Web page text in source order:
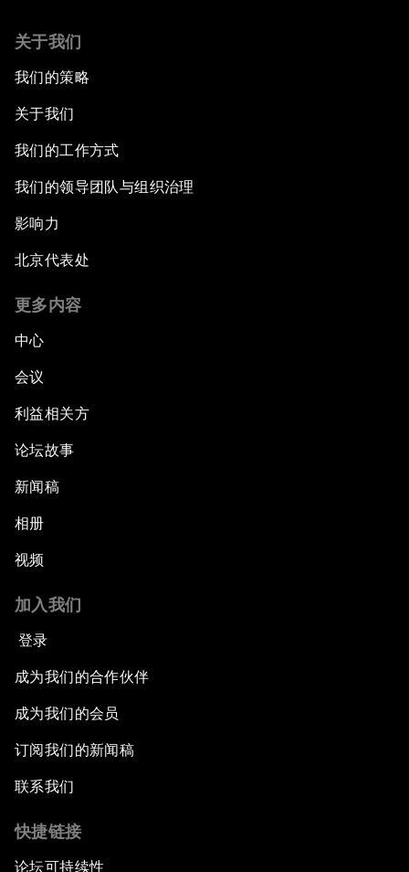
关于我们
我们的策略
关于我们
我们的工作方式
我们的领导团队与组织治理
影响力
北京代表处
更多内容
中心
会议
利益相关方
论坛故事
新闻稿
相册
视频
加入我们
登录
成为我们的合作伙伴
成为我们的会员
订阅我们的新闻稿
联系我们
快捷链接
论坛可持续性